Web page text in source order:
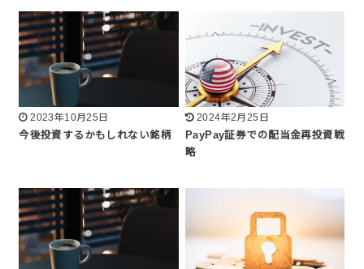
2023年10月25日
今後投資するかもしれない銘柄
2024年2月25日
PayPay証券での配当金再投資戦
略